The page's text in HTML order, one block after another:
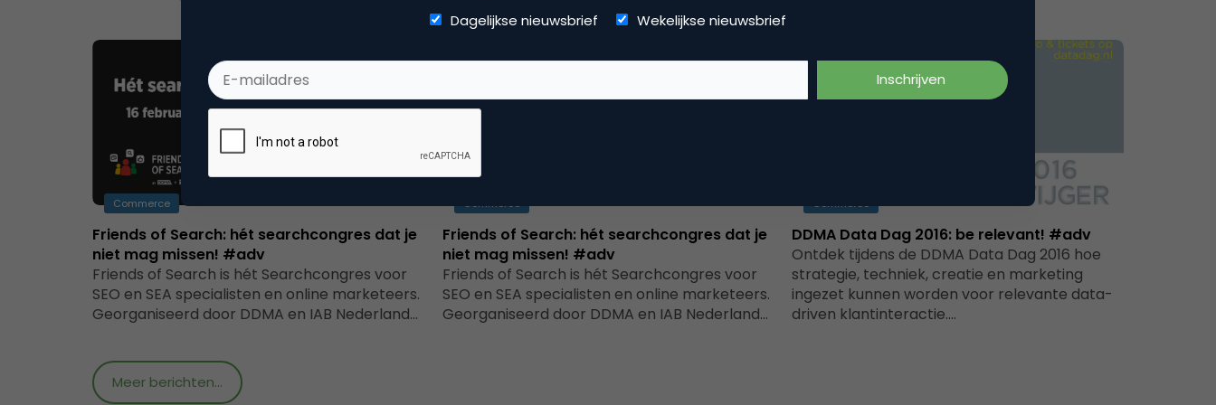
Commerce
Friends of Search: hét searchcongres dat je
niet mag missen! #adv
Friends of Search is hét Searchcongres voor
SEO en SEA specialisten en online marketeers.
Georganiseerd door DDMA en IAB Nederland…
Commerce
Friends of Search: hét searchcongres dat je
niet mag missen! #adv
Friends of Search is hét Searchcongres voor
SEO en SEA specialisten en online marketeers.
Georganiseerd door DDMA en IAB Nederland…
Commerce
DDMA Data Dag 2016: be relevant! #adv
Ontdek tijdens de DDMA Data Dag 2016 hoe
strategie, techniek, creatie en marketing
ingezet kunnen worden voor relevante data-
driven klantinteractie.…
Meer berichten...
Dagelijkse nieuwsbrief Wekelijkse nieuwsbrief